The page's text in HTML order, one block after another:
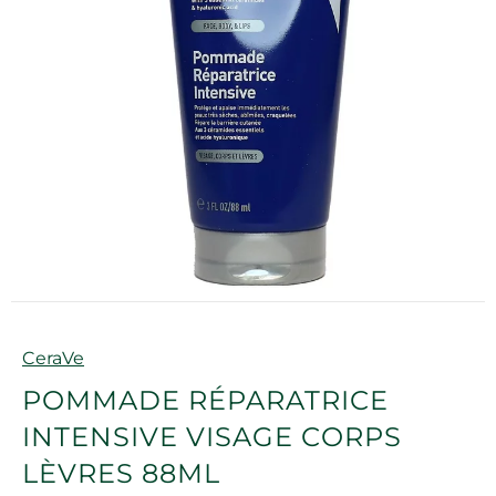
Marque
CeraVe
POMMADE RÉPARATRICE
INTENSIVE VISAGE CORPS
LÈVRES 88ML